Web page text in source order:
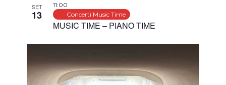
SET
13
MUSIC TIME – PIANO TIME
11:00
Concerti Music Time